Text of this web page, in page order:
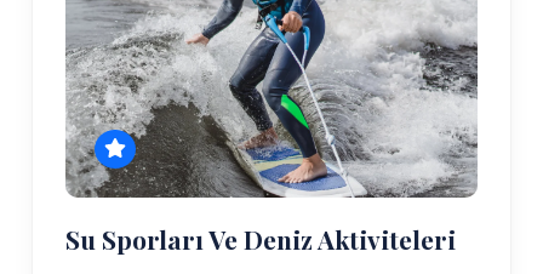
Su Sporları Ve Deniz Aktiviteleri